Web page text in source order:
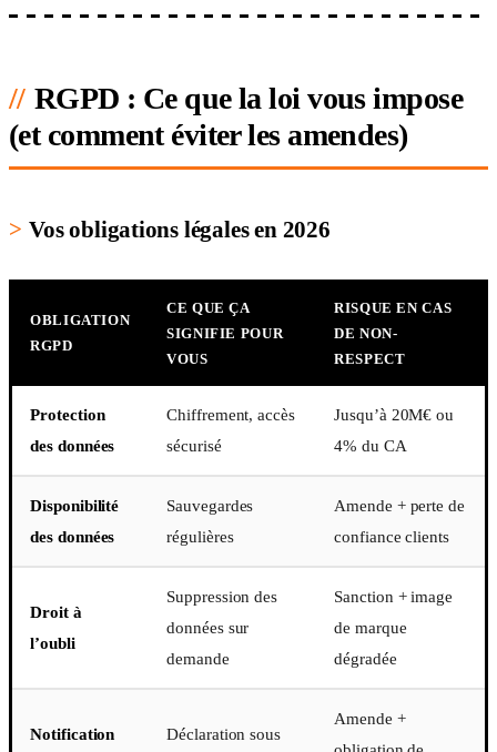
RGPD : Ce que la loi vous impose
(et comment éviter les amendes)
Vos obligations légales en 2026
OBLIGATION
RGPD
CE QUE ÇA
SIGNIFIE POUR
VOUS
RISQUE EN CAS
DE NON-
RESPECT
Protection
des données
Chiffrement, accès
sécurisé
Jusqu’à 20M€ ou
4% du CA
Disponibilité
des données
Sauvegardes
régulières
Amende + perte de
confiance clients
Droit à
l’oubli
Suppression des
données sur
demande
Sanction + image
de marque
dégradée
Notification
Déclaration sous
Amende +